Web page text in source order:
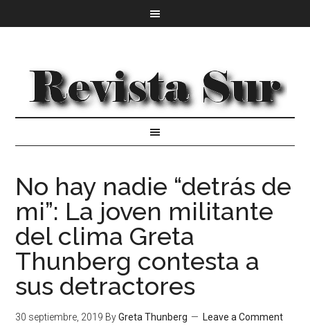
No hay nadie “detrás de
mi”: La joven militante
del clima Greta
Thunberg contesta a
sus detractores
30 septiembre, 2019 ByGreta Thunberg Leave a Comment